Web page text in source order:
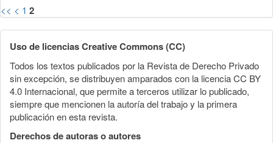
<< < 1 2
Uso de licencias Creative Commons (CC)
Todos los textos publicados por la Revista de Derecho Privado
sin excepción, se distribuyen amparados con la licencia CC BY
4.0 Internacional, que permite a terceros utilizar lo publicado,
siempre que mencionen la autoría del trabajo y la primera
publicación en esta revista.
Derechos de autoras o autores